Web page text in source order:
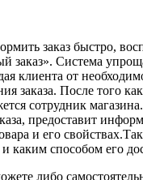
заказ быстро,
заказ». Система
клиента от
заказа. После того
сотрудник
предоставит
и его
и каким способом его
либо